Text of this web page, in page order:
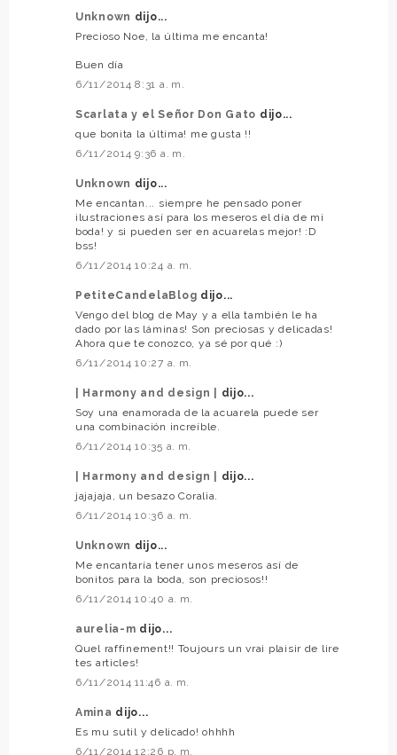
Unknown dijo...
Precioso Noe, la última me encanta!
Buen día
6/11/2014 8:31 a. m.
Scarlata y el Señor Don Gato dijo...
que bonita la última! me gusta !!
6/11/2014 9:36 a. m.
Unknown dijo...
Me encantan... siempre he pensado poner
ilustraciones así para los meseros el día de mi
boda! y si pueden ser en acuarelas mejor! :D
bss!
6/11/2014 10:24 a. m.
PetiteCandelaBlog dijo...
Vengo del blog de May y a ella también le ha
dado por las láminas! Son preciosas y delicadas!
Ahora que te conozco, ya sé por qué :)
6/11/2014 10:27 a. m.
| Harmony and design |
dijo...
Soy una enamorada de la acuarela puede ser
una combinación increíble.
6/11/2014 10:35 a. m.
| Harmony and design |
dijo...
jajajaja, un besazo Coralia.
6/11/2014 10:36 a. m.
Unknown dijo...
Me encantaría tener unos meseros así de
bonitos para la boda, son preciosos!!
6/11/2014 10:40 a. m.
aurelia-m dijo...
Quel raffinement!! Toujours un vrai plaisir de lire
tes articles!
6/11/2014 11:46 a. m.
Amina dijo...
Es mu sutil y delicado! ohhhh
6/11/2014 12:26 p. m.